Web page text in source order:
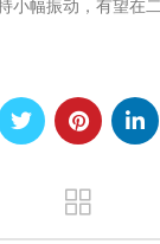
小幅振动，有望在